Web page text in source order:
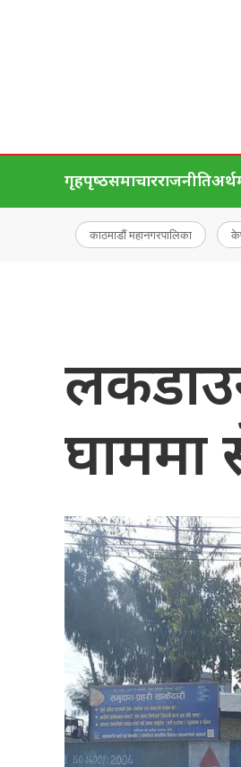
गृहपृष्‍ठसमाचारराजनीतिअर्थ
काठमाडौं महानगरपालिका
घाममा